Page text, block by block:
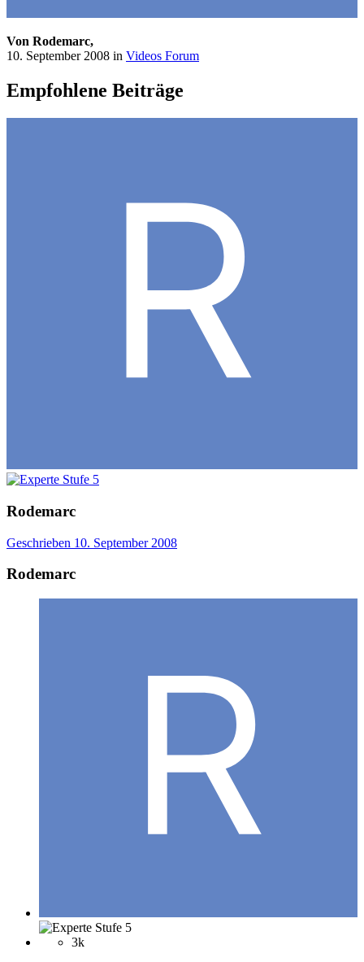
Von Rodemarc,
10. September 2008 in Videos Forum
Empfohlene Beiträge
Rodemarc
Geschrieben 10. September 2008
Rodemarc
3k